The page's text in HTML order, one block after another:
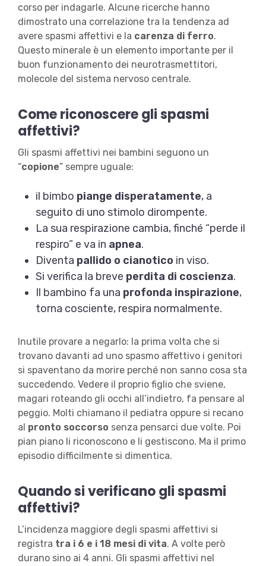
corso per indagarle. Alcune ricerche hanno
dimostrato una correlazione tra la tendenza ad
avere spasmi affettivi e la carenza di ferro.
Questo minerale è un elemento importante per il
buon funzionamento dei neurotrasmettitori,
molecole del sistema nervoso centrale.
Come riconoscere gli spasmi
affettivi?
Gli spasmi affettivi nei bambini seguono un
“copione” sempre uguale:
il bimbo piange disperatamente, a
seguito di uno stimolo dirompente.
La sua respirazione cambia, finché “perde il
respiro” e va in apnea.
Diventa pallido o cianotico in viso.
Si verifica la breve perdita di coscienza.
Il bambino fa una profonda inspirazione,
torna cosciente, respira normalmente.
Inutile provare a negarlo: la prima volta che si
trovano davanti ad uno spasmo affettivo i genitori
si spaventano da morire perché non sanno cosa sta
succedendo. Vedere il proprio figlio che sviene,
magari roteando gli occhi all’indietro, fa pensare al
peggio. Molti chiamano il pediatra oppure si recano
al pronto soccorso senza pensarci due volte. Poi
pian piano li riconoscono e li gestiscono. Ma il primo
episodio difficilmente si dimentica.
Quando si verificano gli spasmi
affettivi?
L’incidenza maggiore degli spasmi affettivi si
registra tra i 6 e i 18 mesi di vita. A volte però
durano sino ai 4 anni. Gli spasmi affettivi nel